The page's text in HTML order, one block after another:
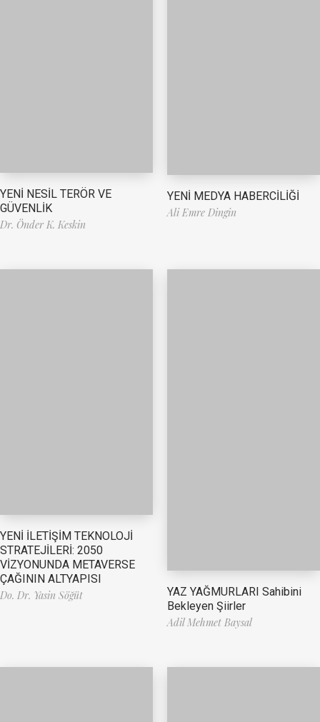
YENİ NESİL TERÖR VE
GÜVENLİK
Dr. Önder K. Keskin
YENİ MEDYA HABERCİLİĞİ
Ali Emre Dingin
YENİ İLETİŞİM TEKNOLOJİ
STRATEJİLERİ: 2050
VİZYONUNDA METAVERSE
ÇAĞININ ALTYAPISI
Do. Dr. Yasin Söğüt
YAZ YAĞMURLARI Sahibini
Bekleyen Şiirler
Adil Mehmet Baysal